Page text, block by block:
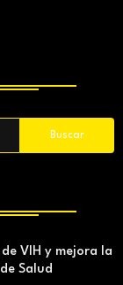
VIH y mejora la
Salud